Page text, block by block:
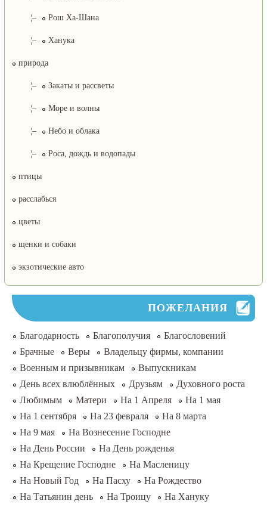
¦– Рош Ха-Шана
¦– Ханука
природа
¦– Закаты и рассветы
¦– Море и волны
¦– Небо и облака
¦– Роса, дождь и водопады
птицы
расслабься
цветы
щенки и собаки
экзотические авто
ПОЖЕЛАНИЯ
Благодарность Благополучия
Благословений
Брачные
Веры
Владельцу фирмы, компании
Военным и призывникам
Выпускникам
День всех влюблённых
Друзьям
Духовного роста
Любимым
Матери На 1 Апреля
На 1 мая
На 1 сентября
На 23 февраля
На 8 марта
На 9 мая
На Вознесение Господне
На День России
На День рожденья
На Крещение Господне
На Масленицу
На Новый Год
На Пасху
На Рождество
На Татьянин день
На Троицу
На Хануку